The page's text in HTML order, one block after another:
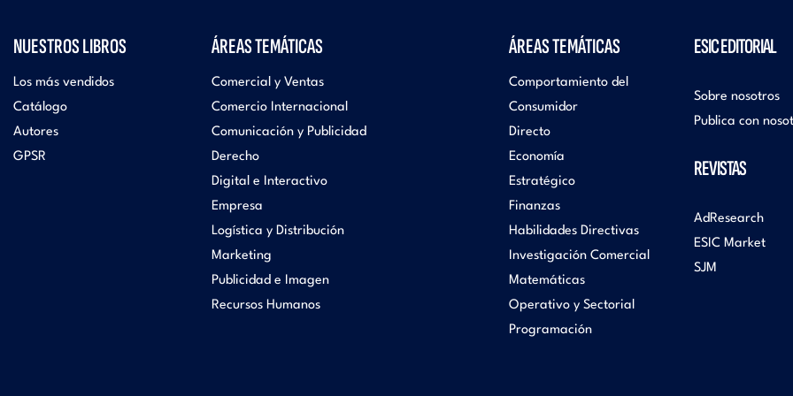
NUESTROS LIBROS
Los más vendidos
Catálogo
Autores
GPSR
ÁREAS TEMÁTICAS
Comercial y Ventas
Comercio Internacional
Comunicación y Publicidad
Derecho
Digital e Interactivo
Empresa
Logística y Distribución
Marketing
Publicidad e Imagen
Recursos Humanos
ÁREAS TEMÁTICAS
Comportamiento del
Consumidor
Directo
Economía
Estratégico
Finanzas
Habilidades Directivas
Investigación Comercial
Matemáticas
Operativo y Sectorial
Programación
ESIC EDITORIAL
Sobre nosotros
Publica con
REVISTAS
AdResearch
ESIC Market
SJM